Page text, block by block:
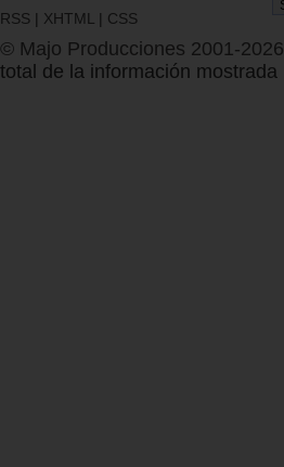
RSS | XHTML | CSS
© Majo Producciones 2001-2026
total de la información mostrada